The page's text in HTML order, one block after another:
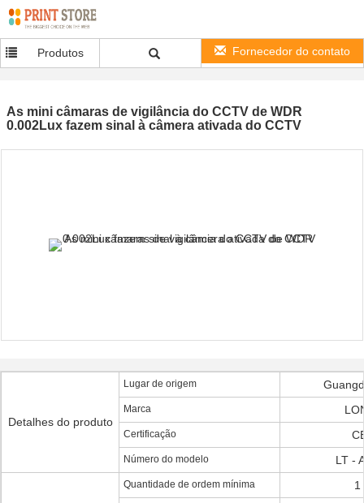
Produtos Fornecedor do contato
As mini câmaras de vigilância do CCTV de WDR
0.002Lux fazem sinal à câmera ativada do CCTV
Detalhes do produto
Lugar de origem
Marca
Certificação
Número do modelo LT -
Quantidade de ordem mínima 1